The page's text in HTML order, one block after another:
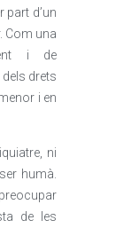
part d’un
Com una
i de
drets
i en
ni
humà.
de les